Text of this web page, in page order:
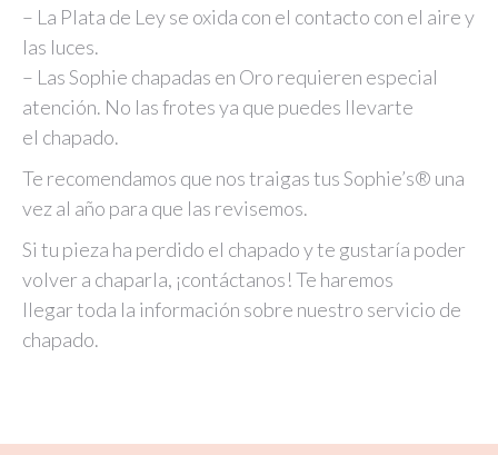
– La Plata de Ley se oxida con el contacto con el aire y
las luces.
– Las Sophie chapadas en Oro requieren especial
atención. No las frotes ya que puedes llevarte
el chapado.
Te recomendamos que nos traigas tus Sophie’s® una
vez al año para que las revisemos.
Si tu pieza ha perdido el chapado y te gustaría poder
volver a chaparla, ¡contáctanos! Te haremos
llegar toda la información sobre nuestro servicio de
chapado.